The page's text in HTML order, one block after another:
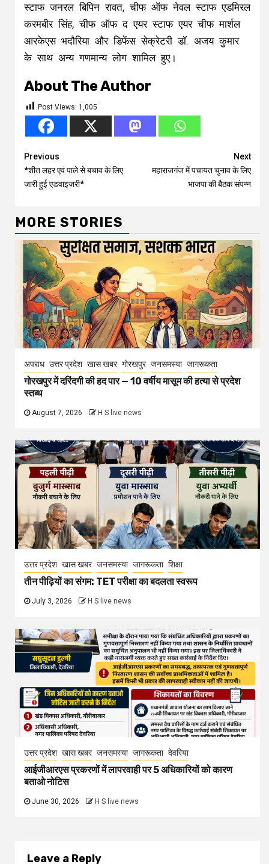
स्टाफ जनरल बिपिन रावत, चीफ ऑफ नेवल स्टाफ एडमिरल
करमबीर सिंह, चीफ ऑफ द एयर स्टाफ एयर चीफ मार्शल
आरकेएस भदौरिया और डिफेंस सेक्रेटरी डॉ. अजय कुमार
के साथ अन्य गणमान्य लोग शामिल हुए।
About The Author
Post Views: 1,005
Continue
Reading
Previous
*शीत लहर एवं पाले से बचाव के लिए
जारी हुई एडवाइजरी*
Next
महाराजगंज में पचायत चुनाव के लिए
भाजपा की बैठक संपन्न
MORE STORIES
अपराध उत्तर प्रदेश खास खबर गोरखपुर जनसमस्या जागरूकता
गोरखपुर में दरिंदगी की हद पार — 10 वर्षीय मासूम की हत्या से प्रदेश
स्तब्ध
August 7, 2026 H S live news
उत्तर प्रदेश खास खबर जनसमस्या जागरूकता शिक्षा
तीन पीढ़ियों का संगम: TET परीक्षा का बदलता स्वरूप
July 3, 2026 H S live news
उत्तर प्रदेश खास खबर जनसमस्या जागरूकता देवरिया
आईजीआरएस प्रकरणों में लापरवाही पर 5 अधिकारियों को कारण
बताओ नोटिस
June 30, 2026 H S live news
Leave a Reply